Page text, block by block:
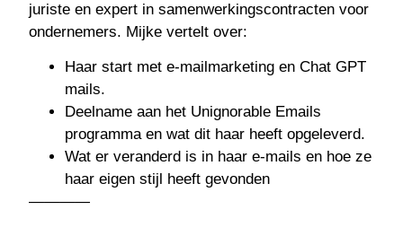
juriste en expert in samenwerkingscontracten voor
ondernemers. Mijke vertelt over:
Haar start met e-mailmarketing en Chat GPT
mails.
Deelname aan het Unignorable Emails
programma en wat dit haar heeft opgeleverd.
Wat er veranderd is in haar e-mails en hoe ze
haar eigen stijl heeft gevonden
————